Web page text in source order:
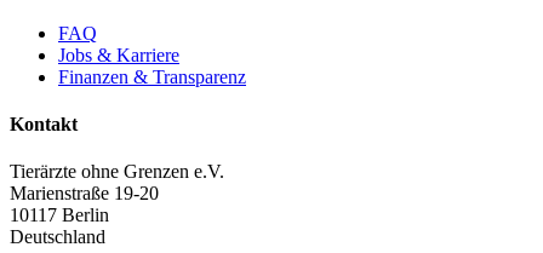
FAQ
Jobs & Karriere
Finanzen & Transparenz
Kontakt
Tierärzte ohne Grenzen e.V.
Marienstraße 19-20
10117 Berlin
Deutschland